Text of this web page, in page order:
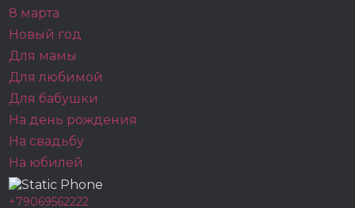
8 марта
Новый год
Для мамы
Для любимой
Для бабушки
На день рождения
На свадьбу
На юбилей
+79069562222